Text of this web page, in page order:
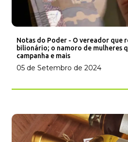
Notas do Poder - O vereador que
bilionário; o namoro de mulheres
campanha e mais
05 de Setembro de 2024